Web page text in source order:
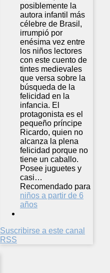
posiblemente la
autora infantil más
célebre de Brasil,
irrumpió por
enésima vez entre
los niños lectores
con este cuento de
tintes medievales
que versa sobre la
búsqueda de la
felicidad en la
infancia. El
protagonista es el
pequeño príncipe
Ricardo, quien no
alcanza la plena
felicidad porque no
tiene un caballo.
Posee juguetes y
casi…
Recomendado para
niños a partir de 6
años
Suscribirse a este canal
RSS